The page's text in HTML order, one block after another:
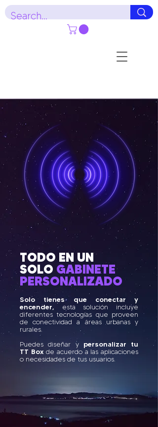
TODO EN UN
SOLO GABINETE
PERSONALIZADO
Solo tienes que conectar y
encender, esta solución incluye
diferentes tecnologías que proveen
de conectividad a áreas urbanas y
rurales.
Puedes diseñar y personalizar tu
TT Box de acuerdo a las aplicaciones
o necesidades de tus usuarios.